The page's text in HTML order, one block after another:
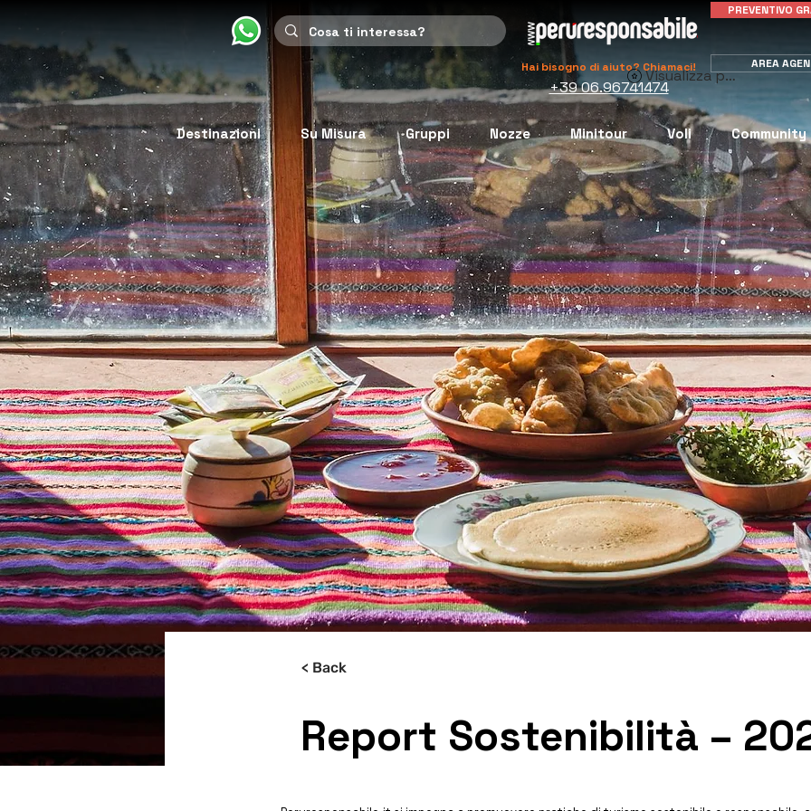
Hai bisogno di aiuto? Chiamaci!
+39 06.96741474
PREVENTIVO
AREA
Destinazioni Su Misura Gruppi Nozze Minitour Voli Community
Visualizza punti
< Back
Report Sostenibilità –